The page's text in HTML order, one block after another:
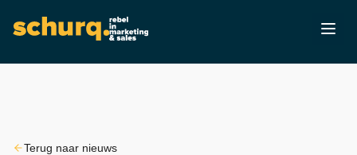
Terug naar nieuws